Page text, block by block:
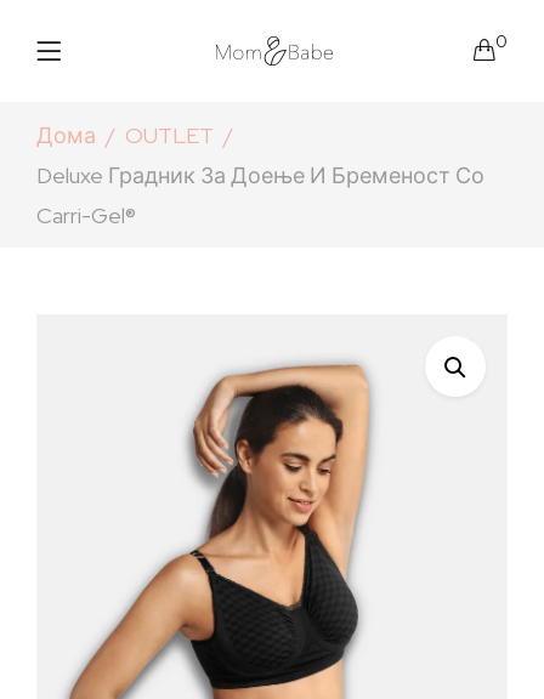
0
Дома
OUTLET
Deluxe Градник За Доење И Бременост Со
Carri-Gel®